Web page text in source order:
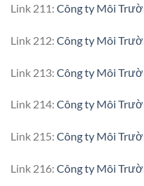
Link 211: Công ty Môi
Link 212: Công ty Môi
Link 213: Công ty Môi
Link 214: Công ty Môi
Link 215: Công ty Môi
Link 216: Công ty Môi